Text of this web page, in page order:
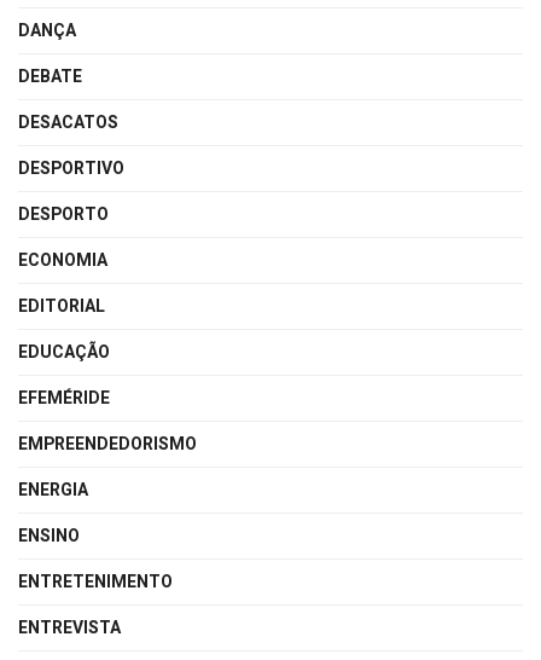
DANÇA
DEBATE
DESACATOS
DESPORTIVO
DESPORTO
ECONOMIA
EDITORIAL
EDUCAÇÃO
EFEMÉRIDE
EMPREENDEDORISMO
ENERGIA
ENSINO
ENTRETENIMENTO
ENTREVISTA